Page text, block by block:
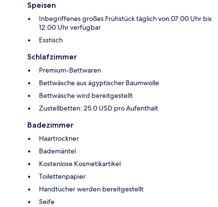
Speisen
Inbegriffenes großes Frühstück täglich von 07:00 Uhr bis
12:00 Uhr verfügbar
Esstisch
Schlafzimmer
Premium-Bettwaren
Bettwäsche aus ägyptischer Baumwolle
Bettwäsche wird bereitgestellt
Zustellbetten: 25.0 USD pro Aufenthalt
Badezimmer
Haartrockner
Bademäntel
Kostenlose Kosmetikartikel
Toilettenpapier
Handtücher werden bereitgestellt
Seife